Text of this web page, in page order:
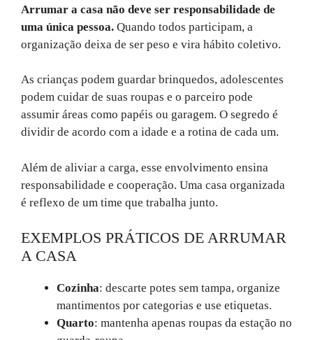
Arrumar a casa não deve ser responsabilidade de
uma única pessoa. Quando todos participam, a
organização deixa de ser peso e vira hábito coletivo.
As crianças podem guardar brinquedos, adolescentes
podem cuidar de suas roupas e o parceiro pode
assumir áreas como papéis ou garagem. O segredo é
dividir de acordo com a idade e a rotina de cada um.
Além de aliviar a carga, esse envolvimento ensina
responsabilidade e cooperação. Uma casa organizada
é reflexo de um time que trabalha junto.
EXEMPLOS PRÁTICOS DE ARRUMAR
A CASA
Cozinha: descarte potes sem tampa, organize
mantimentos por categorias e use etiquetas.
Quarto: mantenha apenas roupas da estação no